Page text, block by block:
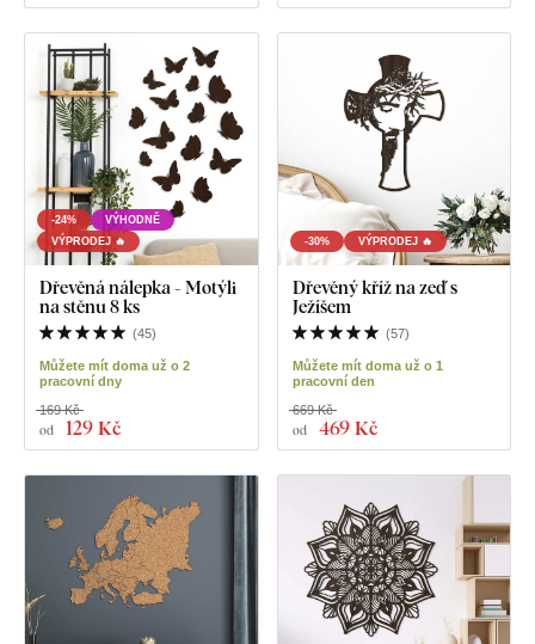
-24%
VÝHODNĚ
VÝPRODEJ 🔥
Dřevěná nálepka - Motýli
na stěnu 8 ks
(45)
Můžete mít doma už o 2
pracovní dny
od 129 Kč
169 Kč
-30% VÝPRODEJ 🔥
Dřevěný kříž na zeď s
Ježíšem
(57)
Můžete mít doma už o 1
pracovní den
od 469 Kč
669 Kč